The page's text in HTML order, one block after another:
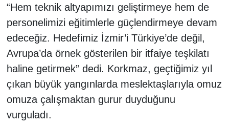
“Hem teknik altyapımızı geliştirmeye hem de
personelimizi eğitimlerle güçlendirmeye devam
edeceğiz. Hedefimiz İzmir’i Türkiye’de değil,
Avrupa’da örnek gösterilen bir itfaiye teşkilatı
haline getirmek” dedi. Korkmaz, geçtiğimiz yıl
çıkan büyük yangınlarda meslektaşlarıyla omuz
omuza çalışmaktan gurur duyduğunu
vurguladı.